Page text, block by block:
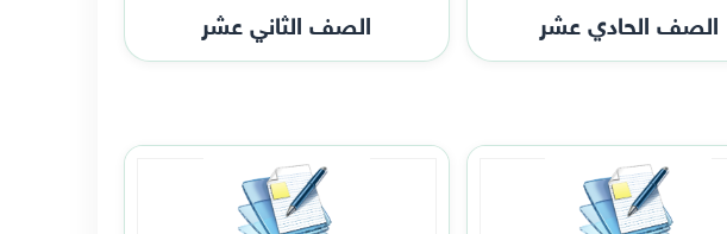
الصف الحادي عشر الصف الثاني عشر